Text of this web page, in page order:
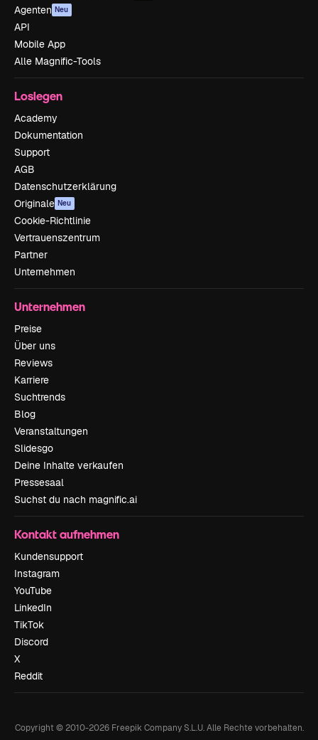
Agenten Neu
API
Mobile App
Alle Magnific-Tools
Loslegen
Academy
Dokumentation
Support
AGB
Datenschutzerklärung
Originale Neu
Cookie-Richtlinie
Vertrauenszentrum
Partner
Unternehmen
Unternehmen
Preise
Über uns
Reviews
Karriere
Suchtrends
Blog
Veranstaltungen
Slidesgo
Deine Inhalte verkaufen
Pressesaal
Suchst du nach magnific.ai
Kontakt aufnehmen
Kundensupport
Instagram
YouTube
LinkedIn
TikTok
Discord
X
Reddit
Copyright © 2010-2026Freepik Company S.L.U. Alle Rechte vorbehalten.